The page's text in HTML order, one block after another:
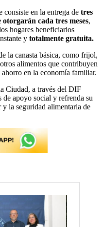
en la entrega de tres
otorgarán cada tres meses,
hogares beneficiarios
y totalmente gratuita.
la canasta básica, como frijol,
alimentos que contribuyen
en la economía familiar.
Ciudad, a través del DIF
apoyo social y refrenda su
la seguridad alimentaria de